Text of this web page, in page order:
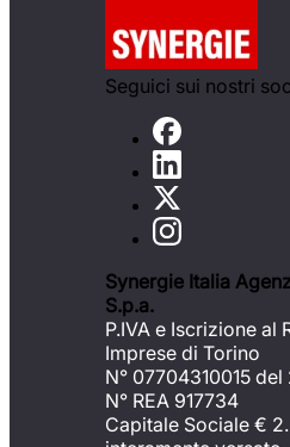
Seguici sui nostri
Synergie Italia
S.p.a.
P.IVA e Iscrizione al
Imprese di Torino
N° 07704310015
N° REA 917734
Capitale Sociale €